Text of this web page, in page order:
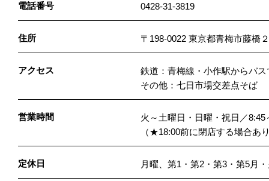
電話番号 0428-31-3819
住所 〒198-0022 東京都青梅市藤橋
アクセス
鉄道：青梅線・小作駅からバス
その他：七日市場交差点そば
営業時間
火～土曜日・日曜・祝日／8:45
（★18:00前に閉店する場合あ
定休日 月曜、第1・第2・第3・第5月